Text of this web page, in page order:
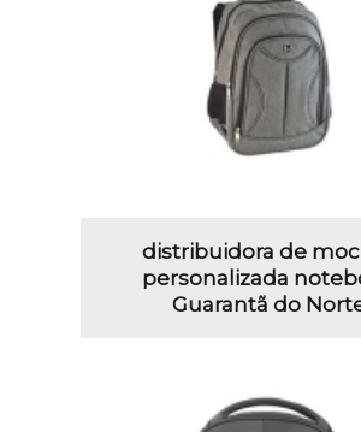
distribuidora de
personalizada
Guarantã do